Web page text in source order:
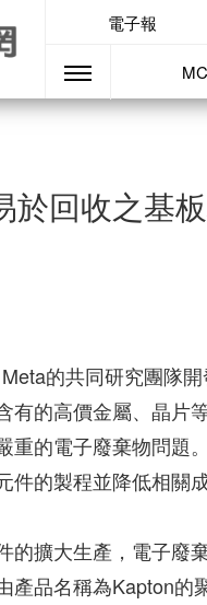
電子報
於回收之基
的共同研究團隊
有的高價金屬、晶片
重的電子廢棄物問題
的製程並降低相關成
的擴大生產，電子廢
產品名稱為Kapton